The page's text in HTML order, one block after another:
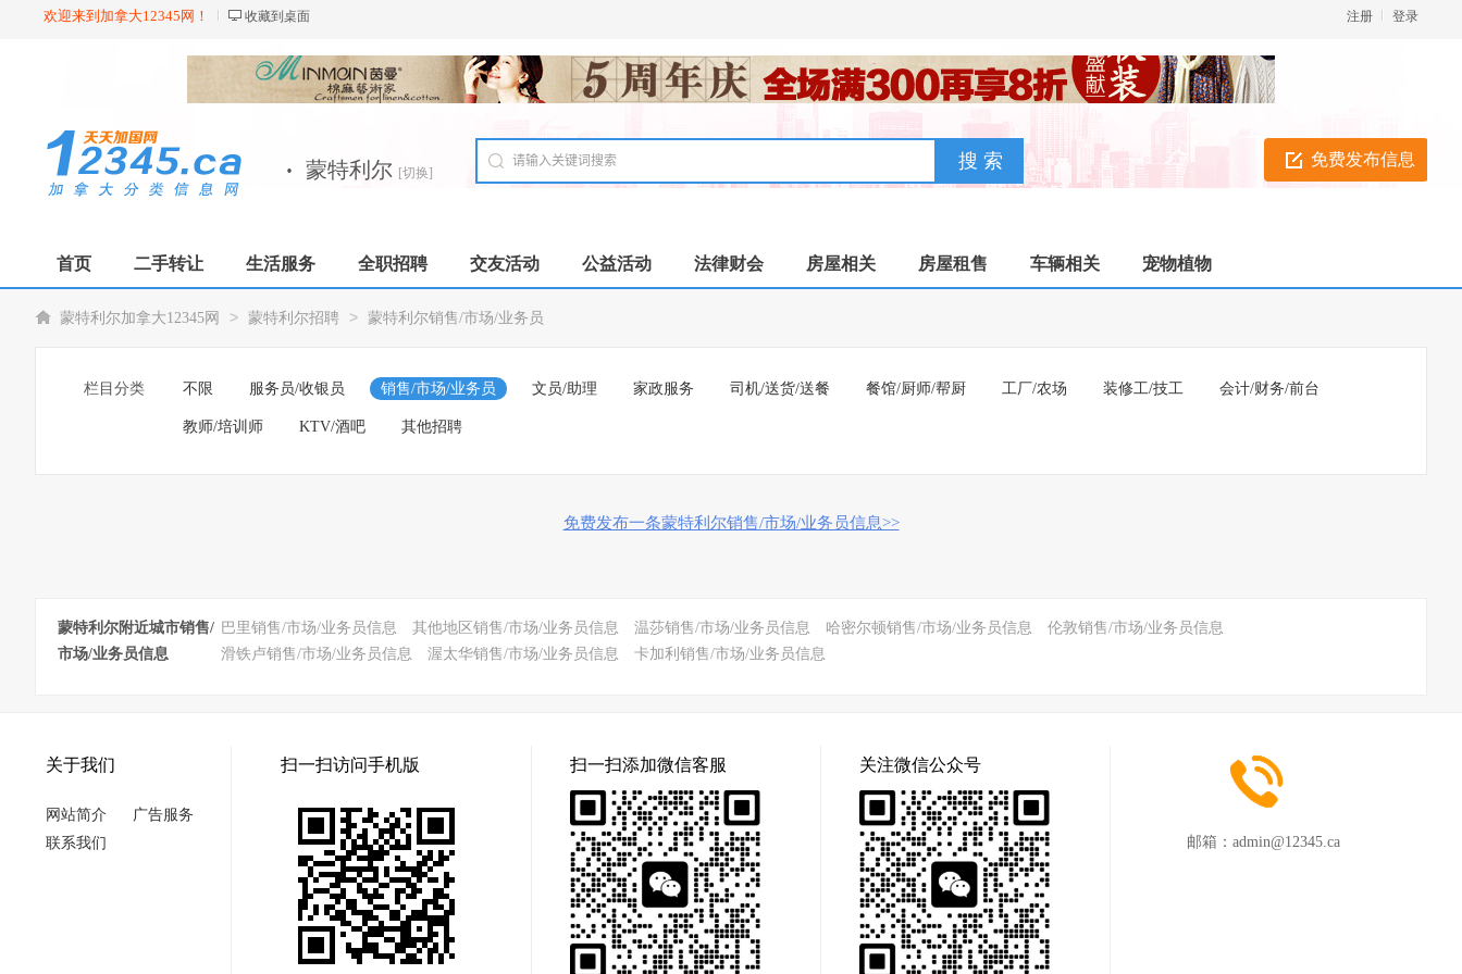
欢迎来到加拿大12345网！ 收藏到桌面 登录
注册
免费发布信息
· 蒙特利尔 [切换]
首页 二手转让 生活服务 全职招聘 交友活动 公益活动 法律财会 房屋相关 房屋租售 车辆相关 宠物植物
蒙特利尔加拿大12345网 > 蒙特利尔招聘 > 蒙特利尔销售/市场/业务员
栏目分类 不限 服务员/收银员 销售/市场/业务员 文员/助理 家政服务 司机/送货/送餐 餐馆/厨师/帮厨 工厂/农场 装修工/技工 会计/财务/前台
教师/培训师 KTV/酒吧 其他招聘
免费发布一条蒙特利尔销售/市场/业务员信息>>
蒙特利尔附近城市销售/
市场/业务员信息
巴里销售/市场/业务员信息 其他地区销售/市场/业务员信息 温莎销售/市场/业务员信息 哈密尔顿销售/市场/业务员信息
伦敦销售/市场/业务员信息
滑铁卢销售/市场/业务员信息
渥太华销售/市场/业务员信息 卡加利销售/市场/业务员信息
关于我们
网站简介
广告服务
联系我们
扫一扫访问手机版 扫一扫添加微信客服 关注微信公众号
邮箱： admin@12345.ca